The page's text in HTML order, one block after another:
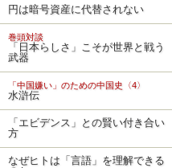
円は暗号資産に代替されない
巻頭対談
「日本らしさ」こそが世界と戦う
武器
「中国嫌い」のための中国史〈4〉
水滸伝
「エビデンス」との賢い付き合い
方
なぜヒトは「言語」を理解できる